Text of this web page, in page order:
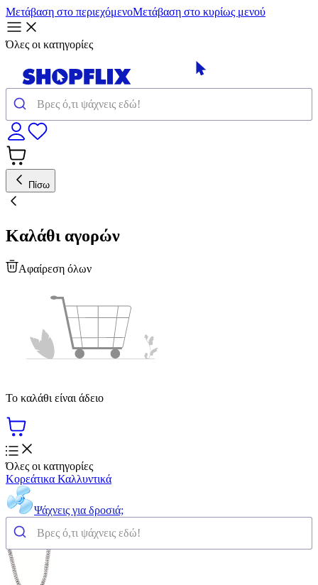
Μετάβαση στο περιεχόμενοΜετάβαση στο κυρίως μενού
Όλες οι κατηγορίες
Πίσω
Καλάθι αγορών
Αφαίρεση όλων
Το καλάθι είναι άδειο
Όλες οι κατηγορίες
Κορεάτικα Καλλυντικά
Ψάχνεις για δροσιά;